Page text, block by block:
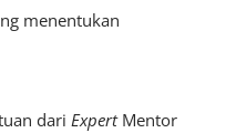
menentukan
dari Expert Mentor